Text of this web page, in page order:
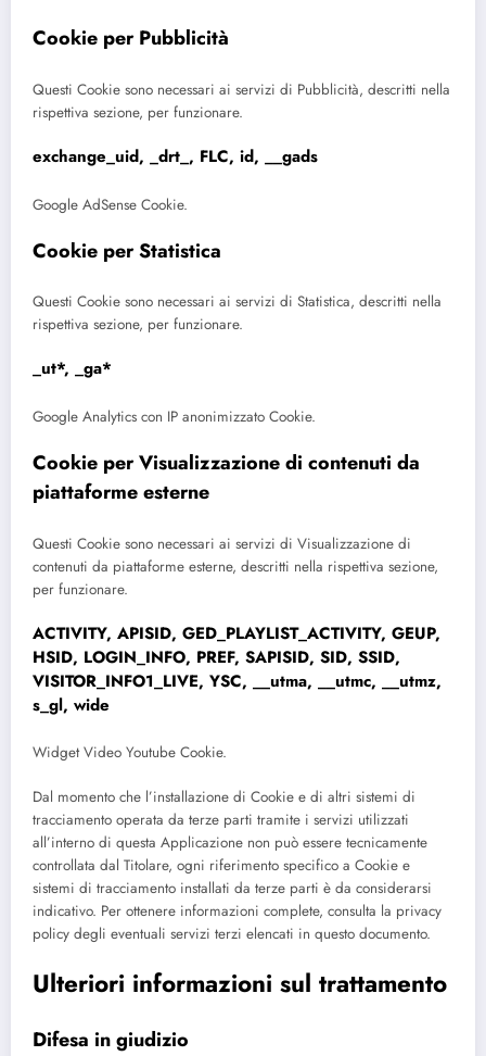
Cookie per Pubblicità
Questi Cookie sono necessari ai servizi di Pubblicità, descritti nella
rispettiva sezione, per funzionare.
exchange_uid, _drt_, FLC, id, __gads
Google AdSense Cookie.
Cookie per Statistica
Questi Cookie sono necessari ai servizi di Statistica, descritti nella
rispettiva sezione, per funzionare.
_ut*, _ga*
Google Analytics con IP anonimizzato Cookie.
Cookie per Visualizzazione di contenuti da
piattaforme esterne
Questi Cookie sono necessari ai servizi di Visualizzazione di
contenuti da piattaforme esterne, descritti nella rispettiva sezione,
per funzionare.
ACTIVITY, APISID, GED_PLAYLIST_ACTIVITY, GEUP,
HSID, LOGIN_INFO, PREF, SAPISID, SID, SSID,
VISITOR_INFO1_LIVE, YSC, __utma, __utmc, __utmz,
s_gl, wide
Widget Video Youtube Cookie.
Dal momento che l’installazione di Cookie e di altri sistemi di
tracciamento operata da terze parti tramite i servizi utilizzati
all’interno di questa Applicazione non può essere tecnicamente
controllata dal Titolare, ogni riferimento specifico a Cookie e
sistemi di tracciamento installati da terze parti è da considerarsi
indicativo. Per ottenere informazioni complete, consulta la privacy
policy degli eventuali servizi terzi elencati in questo documento.
Ulteriori informazioni sul trattamento
Difesa in giudizio